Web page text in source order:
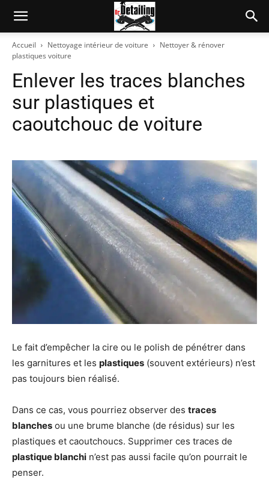
Accueil Nettoyage intérieur de voiture
Nettoyer & rénover
plastiques voiture
Enlever les traces blanches
sur plastiques et
caoutchouc de voiture
Le fait d’empêcher la cire ou le polish de pénétrer dans
les garnitures et les plastiques (souvent extérieurs) n’est
pas toujours bien réalisé.
Dans ce cas, vous pourriez observer des traces
blanches ou une brume blanche (de résidus) sur les
plastiques et caoutchoucs. Supprimer ces traces de
plastique blanchi n’est pas aussi facile qu’on pourrait le
penser.